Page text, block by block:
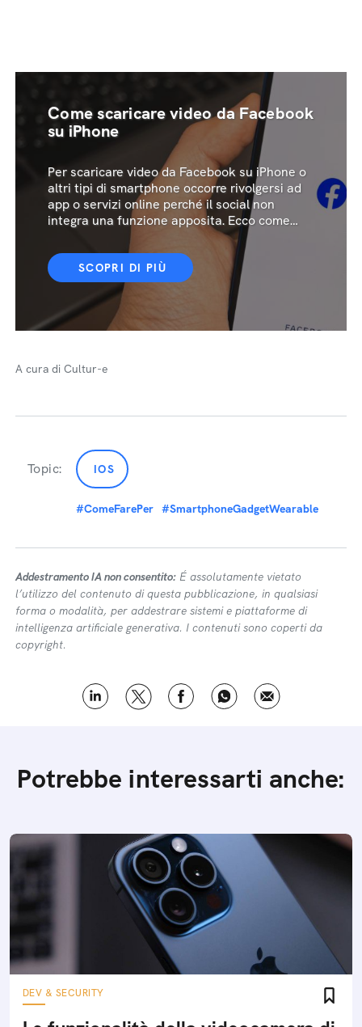
Come scaricare video da Facebook
su iPhone
Per scaricare video da Facebook su iPhone o
altri tipi di smartphone occorre rivolgersi ad
app o servizi online perché il social non
integra una funzione apposita. Ecco come
SCOPRI DI PIÙ
A cura di Cultur-e
Topic: IOS
#ComeFarePer #SmartphoneGadgetWearable
Addestramento IA non consentito: É assolutamente vietato
l’utilizzo del contenuto di questa pubblicazione, in qualsiasi
forma o modalità, per addestrare sistemi e piattaforme di
intelligenza artificiale generativa. I contenuti sono coperti da
copyright.
Potrebbe interessarti anche:
DEV & SECURITY